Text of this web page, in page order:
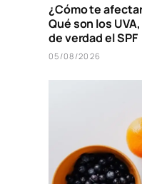
¿Cómo te
Qué son los
de verdad el SPF
05/08/2026